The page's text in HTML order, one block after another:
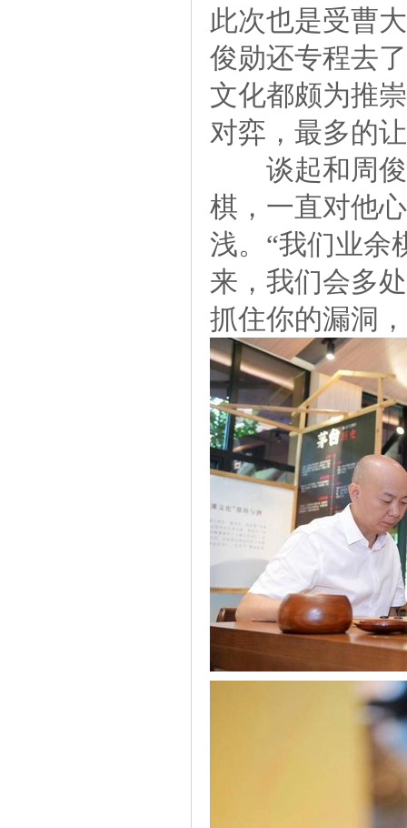
此次也是受曹
俊勋还专程去
文化都颇为推
对弈，最多的
谈起和周俊
棋，一直对他
浅。“我们业余
来，我们会多
抓住你的漏洞